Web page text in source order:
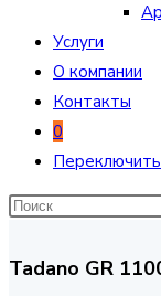
Услуги
О компании
Контакты
0
Tadano GR